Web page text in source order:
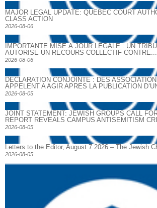
MAJOR LEGAL UPDATE: QUEBEC COURT
CLASS ACTION
2026-08-06
IMPORTANTE MISE À JOUR LÉGALE : UN
AUTORISE UN RECOURS COLLECTIF CONTRE...
2026-08-06
DECLARATION CONJOINTE : DES
APPELENT A AGIR APRES LA PUBLICATION
2026-08-05
JOINT STATEMENT: JEWISH GROUPS CALL
REPORT REVEALS CAMPUS ANTISEMITISM
2026-08-05
Letters to the Editor, August 7 2026 – The Jewish
2026-08-05